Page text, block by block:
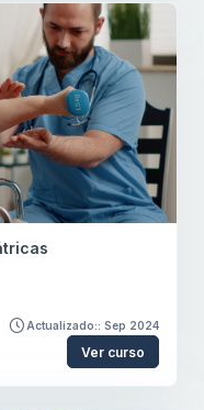
Actualizado:: Sep 2024
Ver curso